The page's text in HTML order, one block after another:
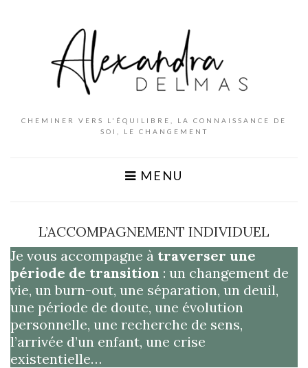
CHEMINER VERS L'ÉQUILIBRE, LA CONNAISSANCE DE
SOI, LE CHANGEMENT
MENU
L’ACCOMPAGNEMENT INDIVIDUEL
Je vous accompagne à traverser une
période de transition : un changement de
vie, un burn-out, une séparation, un deuil,
une période de doute, une évolution
personnelle, une recherche de sens,
l’arrivée d’un enfant, une crise
existentielle…